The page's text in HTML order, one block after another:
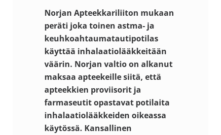
Norjan Apteekkariliiton mukaan
peräti joka toinen astma- ja
keuhkoahtaumatautipotilas
käyttää inhalaatiolääkkeitään
väärin. Norjan valtio on alkanut
maksaa apteekeille siitä, että
apteekkien proviisorit ja
farmaseutit opastavat potilaita
inhalaatiolääkkeiden oikeassa
käytössä. Kansallinen